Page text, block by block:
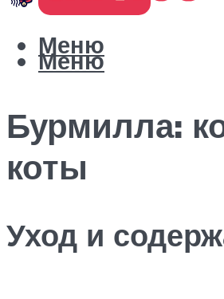
Меню
Меню
Бурмилла:
коты
Уход и